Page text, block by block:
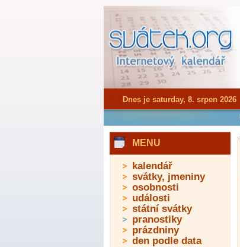
MENU
kalendář
svátky, jmeniny
osobnosti
události
státní svátky
pranostiky
prázdniny
den podle data
Dnes je saturday, 8. srpen 2026